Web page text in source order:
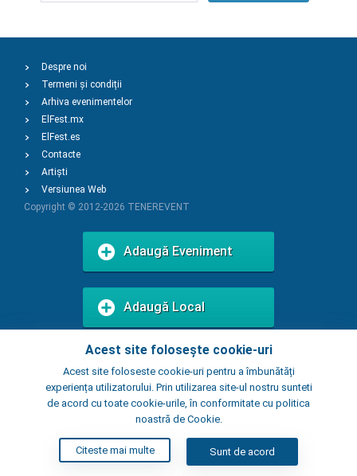
Acest site folosește cookie-uri
Acest site foloseste cookie-uri pentru a îmbunătăți
experiența utilizatorului. Prin utilizarea site-ul nostru sunteti
de acord cu toate cookie-urile, în conformitate cu politica
noastră de Cookie.
Citeste mai multe Sunt de acord
Despre noi
Termeni și condiții
Arhiva evenimentelor
ElFest.mx
ElFest.es
Contacte
Artiști
Versiunea Web
Copyright © 2012-2026 TENEREVENT
Adaugă Eveniment
Adaugă Local